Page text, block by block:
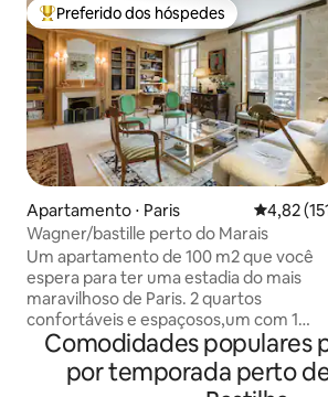
Entre os melhores preferidos dos
Preferido dos hóspedes
Apartamento ⋅ Paris 4,82 de
4,82
Wagner/bastille perto do Marais
Um apartamento de 100 m2 que você
espera para ter uma estadia do mais
maravilhoso de Paris. 2 quartos
confortáveis e espaçosos,um com 1
cama de 160,o outro com 2 camas de
80,muitos armazéns..Eles têm vista para
um grande pátio e muito tranquilo.
Comodidades populares
por temporada perto